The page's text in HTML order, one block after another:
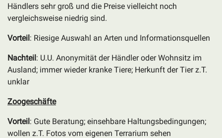
Händlers sehr groß und die Preise vielleicht noch
vergleichsweise niedrig sind.
Vorteil: Riesige Auswahl an Arten und Informationsquellen
Nachteil: U.U. Anonymität der Händler oder Wohnsitz im
Ausland; immer wieder kranke Tiere; Herkunft der Tier z.T.
unklar
Zoogeschäfte
Vorteil: Gute Beratung; einsehbare Haltungsbedingungen;
wollen z.T. Fotos vom eigenen Terrarium sehen